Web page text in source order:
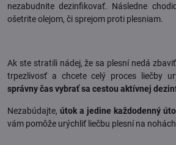
nezabudnite dezinfikovať. Následne
ošetrite olejom, či sprejom proti plesniam.
Ak ste stratili nádej, že sa plesní nedá
trpezlivosť a chcete celý proces liečby
správny čas vybrať sa cestou aktívnej
Nezabúdajte, útok a jedine každodenný
vám pomôže urýchliť liečbu plesní na